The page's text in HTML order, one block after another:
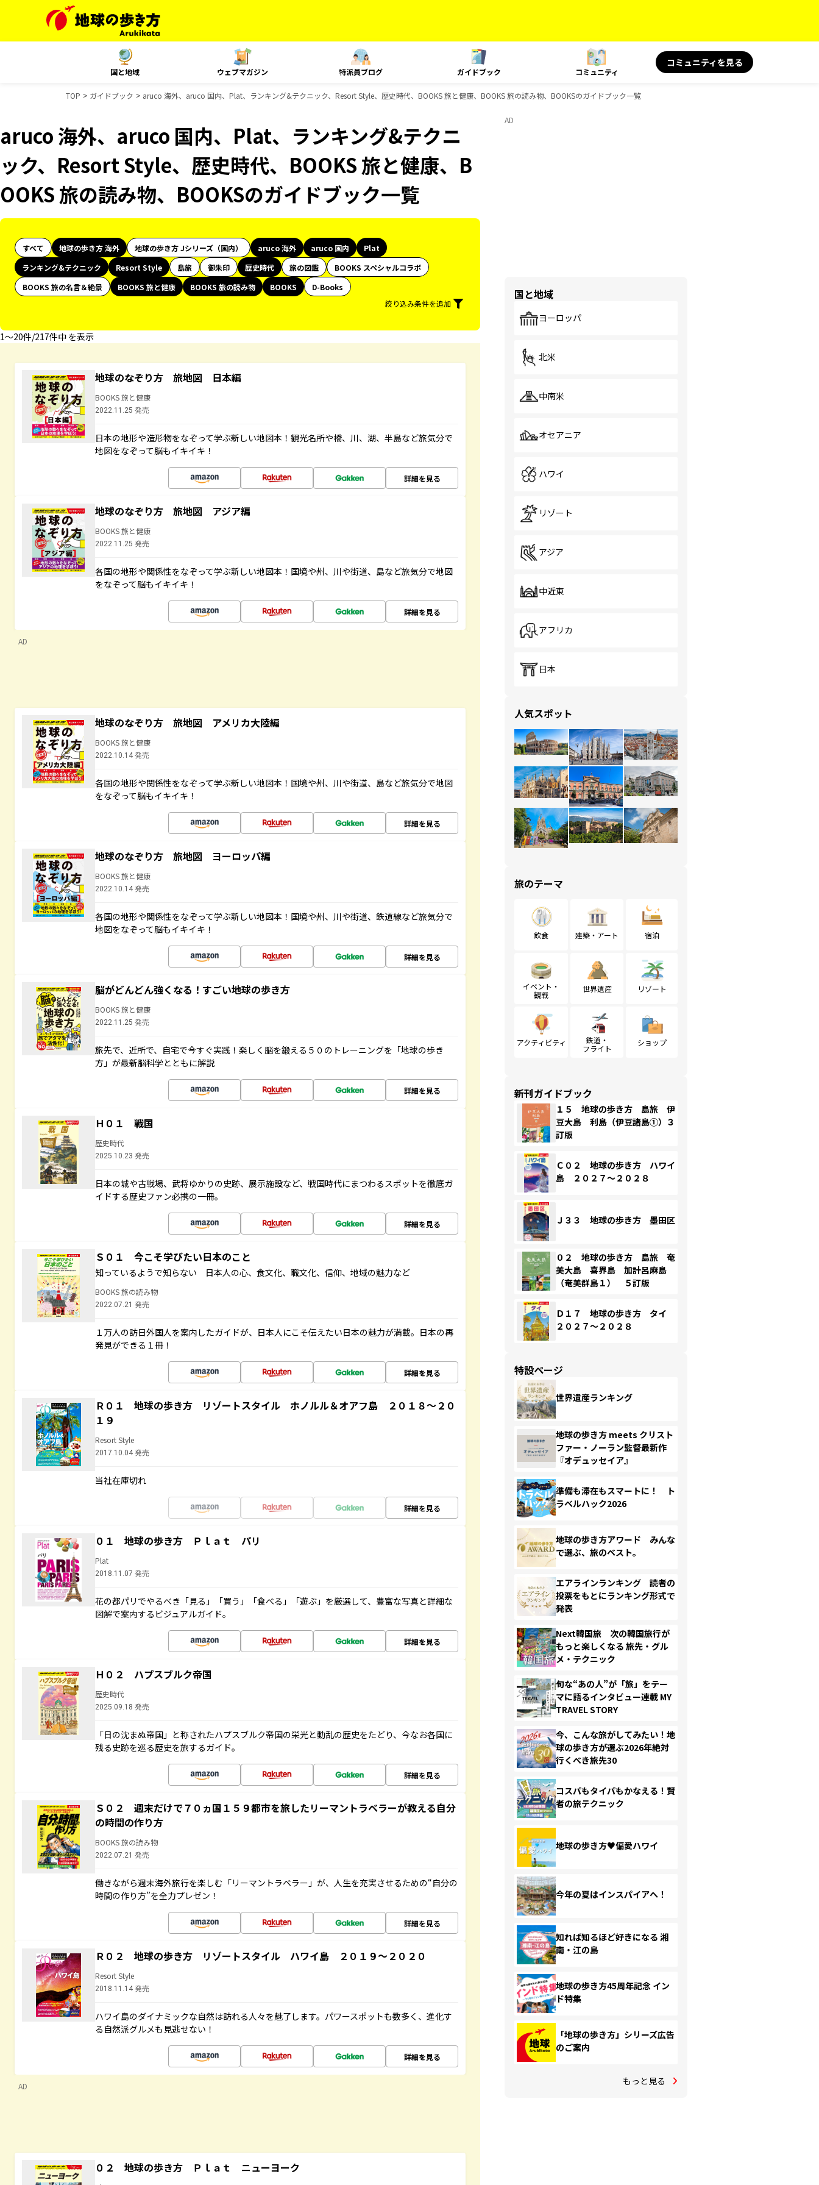
国と地域 ウェブマガジン 特派員ブログ ガイドブック コミュニティ
コミュニティを見る
TOP ガイドブック aruco 海外、aruco 国内、Plat、ランキング&テクニック、Resort Style、歴史時代、BOOKS 旅と健康、BOOKS 旅の読み物、BOOKSのガイドブック一覧
aruco 海外、aruco 国内、Plat、ランキング&テクニ
ック、Resort Style、歴史時代、BOOKS 旅と健康、B
OOKS 旅の読み物、BOOKSのガイドブック一覧
すべて 地球の歩き方 海外 地球の歩き方 Jシリーズ（国内） aruco 海外 aruco 国内
Plat
ランキング&テクニック
Resort Style 島旅 御朱印 歴史時代 旅の図鑑
BOOKS スペシャルコラボ
BOOKS 旅の名言＆絶景
BOOKS 旅と健康 BOOKS 旅の読み物 BOOKS
D-Books
絞り込み条件を追加
1〜20件/217件中 を表示
地球のなぞり方 旅地図 日本編
BOOKS 旅と健康
2022.11.25 発売
日本の地形や造形物をなぞって学ぶ新しい地図本！観光名所や橋、川、湖、半島など旅気分で
地図をなぞって脳もイキイキ！
詳細を見る
地球のなぞり方 旅地図 アジア編
BOOKS 旅と健康
2022.11.25 発売
各国の地形や関係性をなぞって学ぶ新しい地図本！国境や州、川や街道、島など旅気分で地図
をなぞって脳もイキイキ！
詳細を見る
AD
地球のなぞり方 旅地図 アメリカ大陸編
BOOKS 旅と健康
2022.10.14 発売
各国の地形や関係性をなぞって学ぶ新しい地図本！国境や州、川や街道、島など旅気分で地図
をなぞって脳もイキイキ！
詳細を見る
地球のなぞり方 旅地図 ヨーロッパ編
BOOKS 旅と健康
2022.10.14 発売
各国の地形や関係性をなぞって学ぶ新しい地図本！国境や州、川や街道、鉄道線など旅気分で
地図をなぞって脳もイキイキ！
詳細を見る
脳がどんどん強くなる！すごい地球の歩き方
BOOKS 旅と健康
2022.11.25 発売
旅先で、近所で、自宅で今すぐ実践！楽しく脳を鍛える５０のトレーニングを「地球の歩き
方」が最新脳科学とともに解説
詳細を見る
Ｈ０１ 戦国
歴史時代
2025.10.23 発売
日本の城や古戦場、武将ゆかりの史跡、展示施設など、戦国時代にまつわるスポットを徹底ガ
イドする歴史ファン必携の一冊。
詳細を見る
Ｓ０１ 今こそ学びたい日本のこと
知っているようで知らない 日本人の心、食文化、職文化、信仰、地域の魅力など
BOOKS 旅の読み物
2022.07.21 発売
１万人の訪日外国人を案内したガイドが、日本人にこそ伝えたい日本の魅力が満載。日本の再
発見ができる１冊！
詳細を見る
Ｒ０１ 地球の歩き方 リゾートスタイル ホノルル＆オアフ島 ２０１８～２０
１９
Resort Style
2017.10.04 発売
当社在庫切れ
詳細を見る
０１ 地球の歩き方 Ｐｌａｔ パリ
Plat
2018.11.07 発売
花の都パリでやるべき「見る」「買う」「食べる」「遊ぶ」を厳選して、豊富な写真と詳細な
図解で案内するビジュアルガイド。
詳細を見る
Ｈ０２ ハプスブルク帝国
歴史時代
2025.09.18 発売
「日の沈まぬ帝国」と称されたハプスブルク帝国の栄光と動乱の歴史をたどり、今なお各国に
残る史跡を巡る歴史を旅するガイド。
詳細を見る
Ｓ０２ 週末だけで７０ヵ国１５９都市を旅したリーマントラベラーが教える自分
の時間の作り方
BOOKS 旅の読み物
2022.07.21 発売
働きながら週末海外旅行を楽しむ「リーマントラベラー」が、人生を充実させるための“自分の
時間の作り方”を全力プレゼン！
詳細を見る
Ｒ０２ 地球の歩き方 リゾートスタイル ハワイ島 ２０１９～２０２０
Resort Style
2018.11.14 発売
ハワイ島のダイナミックな自然は訪れる人々を魅了します。パワースポットも数多く、進化す
る自然派グルメも見逃せない！
詳細を見る
AD
０２ 地球の歩き方 Ｐｌａｔ ニューヨーク
AD
国と地域
ヨーロッパ
北米
中南米
オセアニア
ハワイ
リゾート
アジア
中近東
アフリカ
日本
人気スポット
旅のテーマ
飲食 建築・アート 宿泊
イベント・
観戦
世界遺産 リゾート
アクティビティ
鉄道・
フライト
ショップ
新刊ガイドブック
１５ 地球の歩き方 島旅 伊
豆大島 利島（伊豆諸島①）３
訂版
Ｃ０２ 地球の歩き方 ハワイ
島 ２０２７～２０２８
Ｊ３３ 地球の歩き方 墨田区
０２ 地球の歩き方 島旅 奄
美大島 喜界島 加計呂麻島
（奄美群島１） ５訂版
Ｄ１７ 地球の歩き方 タイ
２０２７～２０２８
特設ページ
世界遺産ランキング
地球の歩き方 meets クリスト
ファー・ノーラン監督最新作
『オデュッセイア』
準備も滞在もスマートに！ ト
ラベルハック2026
地球の歩き方アワード みんな
で選ぶ、旅のベスト。
エアラインランキング 読者の
投票をもとにランキング形式で
発表
Next韓国旅 次の韓国旅行が
もっと楽しくなる 旅先・グル
メ・テクニック
旬な“あの人”が「旅」をテー
マに語るインタビュー連載 MY
TRAVEL STORY
今、こんな旅がしてみたい！地
球の歩き方が選ぶ2026年絶対
行くべき旅先30
コスパもタイパもかなえる！賢
者の旅テクニック
地球の歩き方♥偏愛ハワイ
今年の夏はインスパイアへ！
知れば知るほど好きになる 湘
南・江の島
地球の歩き方45周年記念 イン
ド特集
「地球の歩き方」シリーズ広告
のご案内
もっと見る